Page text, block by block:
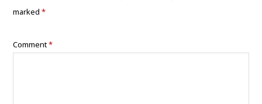
marked*
Comment*